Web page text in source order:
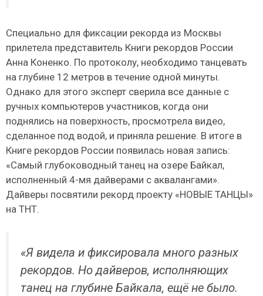
Специально для фиксации рекорда из Москвы
прилетела представитель Книги рекордов России
Анна Коненко. По протоколу, необходимо танцевать
на глубине 12 метров в течение одной минуты.
Однако для этого эксперт сверила все данные с
ручных компьютеров участников, когда они
поднялись на поверхность, просмотрела видео,
сделанное под водой, и приняла решение. В итоге в
Книге рекордов России появилась новая запись:
«Самый глубоководный танец на озере Байкал,
исполненный 4-мя дайверами с аквалангами».
Дайверы посвятили рекорд проекту «НОВЫЕ ТАНЦЫ»
на ТНТ.
«Я видела и фиксировала много разных
рекордов. Но дайверов, исполняющих
танец на глубине Байкала, ещё не было.